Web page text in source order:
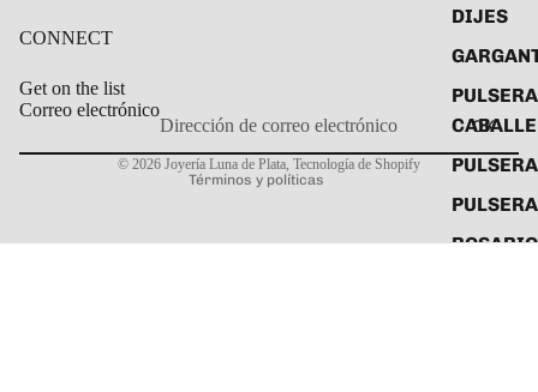
DIJES
CONNECT
Get on the list
Correo electrónico
OK
© 2026 Joyería Luna de Plata Tecnología de Shopify
Términos y políticas
Política de privacidad